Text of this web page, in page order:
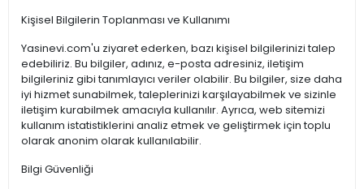
Kişisel Bilgilerin Toplanması ve Kullanımı
Yasinevi.com'u ziyaret ederken, bazı kişisel bilgilerinizi talep
edebiliriz. Bu bilgiler, adınız, e-posta adresiniz, iletişim
bilgileriniz gibi tanımlayıcı veriler olabilir. Bu bilgiler, size daha
iyi hizmet sunabilmek, taleplerinizi karşılayabilmek ve sizinle
iletişim kurabilmek amacıyla kullanılır. Ayrıca, web sitemizi
kullanım istatistiklerini analiz etmek ve geliştirmek için toplu
olarak anonim olarak kullanılabilir.
Bilgi Güvenliği